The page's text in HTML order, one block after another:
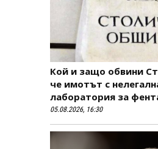
Кой и защо обвини
че имотът с
лаборатория за
05.08.2026, 16:30